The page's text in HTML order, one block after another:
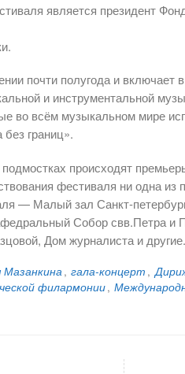
является президент
почти полугода и включает
и инструментальной
во всём музыкальном мире
границ».
происходят
фестиваля ни одна из
— Малый зал Санкт-
Собор свв.Петра и
Дом журналиста и другие.
Мазанкина, гала-концерт ,
филармонии,